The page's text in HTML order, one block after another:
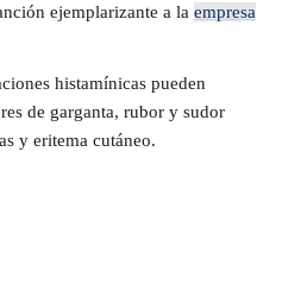
ejemplarizante a la empresa
histamínicas pueden
de garganta, rubor y sudor
y eritema cutáneo.